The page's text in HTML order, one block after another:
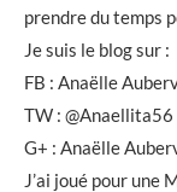
prendre du temps
Je suis le blog sur :
FB : Anaëlle
TW : @Anaellita56
G+ : Anaëlle
J’ai joué pour une